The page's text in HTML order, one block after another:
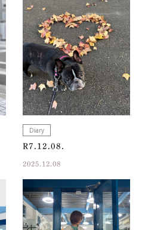
Diary
R7.12.08.
2025.12.08